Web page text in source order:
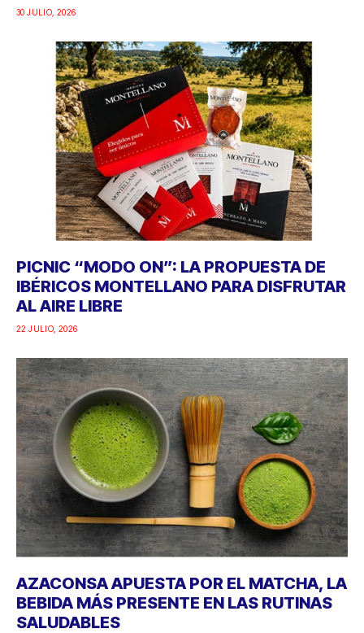
30 JULIO, 2026
PICNIC “MODO ON”: LA PROPUESTA DE
IBÉRICOS MONTELLANO PARA DISFRUTAR
AL AIRE LIBRE
22 JULIO, 2026
AZACONSA APUESTA POR EL MATCHA, LA
BEBIDA MÁS PRESENTE EN LAS RUTINAS
SALUDABLES